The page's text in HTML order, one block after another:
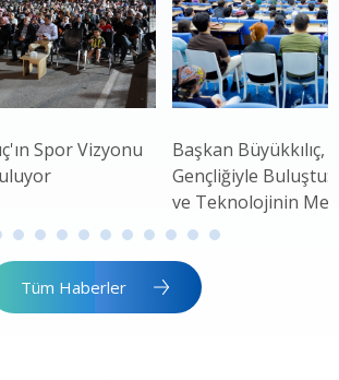
Spor Vizyonu
Başkan Büyükkılıç,
Gençliğiyle Buluştu:
ve Teknolojinin
Tüm Haberler